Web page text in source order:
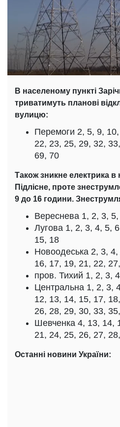
В населеному пункті
триватимуть планові
вулицю:
Перемоги 2, 5, 9,
22, 23, 25, 29, 32,
69, 70
Також зникне електрика в
Підлісне, проте
9 до 16 години.
Вереснева 1, 2, 3,
Лугова 1, 2, 3, 4, 5,
15, 18
Новоодеська 2, 3,
16, 17, 19, 21, 22,
пров. Тихий 1, 2, 3,
Центральна 1, 2, 3,
12, 13, 14, 15, 17,
26, 28, 29, 30, 33,
Шевченка 4, 13, 14,
21, 24, 25, 26, 27,
Останні новини України: